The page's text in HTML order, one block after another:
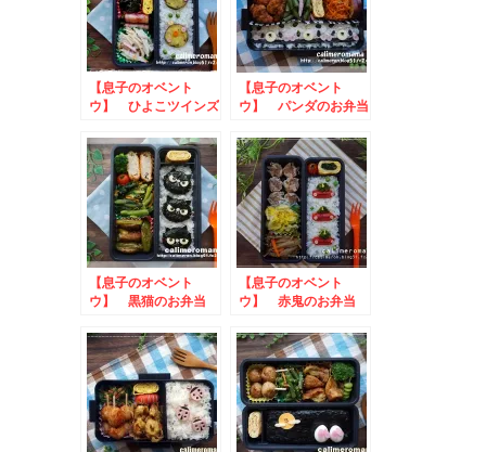
【息子のオベント
ウ】 ひよこツインズ
【息子のオベント
ウ】 パンダのお弁当
の推しメシ投稿キャン
ペーン
【息子のオベント
ウ】 黒猫のお弁当
【息子のオベント
ウ】 赤鬼のお弁当